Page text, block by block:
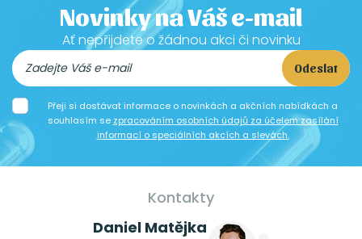
Novinky na Váš e-mail
Ať nepřijdete o žádnou akci či novinku
Odeslat
Přeji si dostávat informace o novinkách a akčních nabídkách a
souhlasím se zpracováním osobních údajů za účelem zasílání
informací o speciálních akcích a slevách.
Kontakty
Daniel Matějka